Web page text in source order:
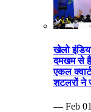
खेलो
दमखम से
एकल
शटलरों ने
— Feb